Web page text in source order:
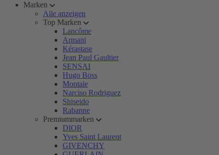
Marken
Alle anzeigen
Top Marken
Lancôme
Armani
Kérastase
Jean Paul Gaultier
SENSAI
Hugo Boss
Montale
Narciso Rodriguez
Shiseido
Rabanne
Premiummarken
DIOR
Yves Saint Laurent
GIVENCHY